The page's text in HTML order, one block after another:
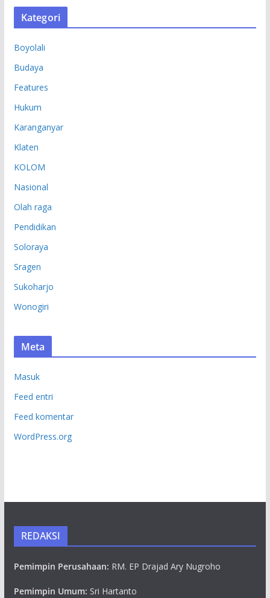
S
Kategori
Boyolali
Budaya
Features
Hukum
Karanganyar
Klaten
KOLOM
Nasional
Olah raga
Pendidikan
Soloraya
Sragen
Sukoharjo
Wonogiri
Meta
Masuk
Feed entri
Feed komentar
WordPress.org
REDAKSI
Pemimpin Perusahaan: RM. EP Drajad Ary Nugroho
Pemimpin Umum: Sri Hartanto